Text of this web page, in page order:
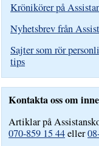
Krönikörer på
Nyhetsbrev från
Sajter som rör
tips
Kontakta oss om
Artiklar på
070-859 15 44eller